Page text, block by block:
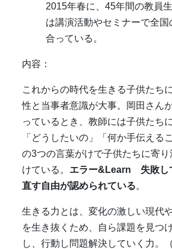
2015年春に、45年間の教員
は講演活動やセミナーで全
合っている。
内容：
これからの時代を生きる子供たち
性と当事者意識が大事。岡田さん
っているとき、教師には子供たち
「どうしたいの」「何か手伝える
の3つの言葉がけで子供たちに寄
けている。 エラー&Learn 失敗し
直す自由が認められている。
生きる力とは、変化の激しい現代
を生き抜くため、自ら課題を見つ
し、行動し問題解決していく力。